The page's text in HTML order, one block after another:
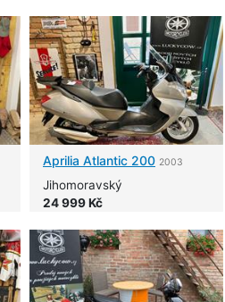
Aprilia Atlantic 200 2003
Jihomoravský
24 999 Kč